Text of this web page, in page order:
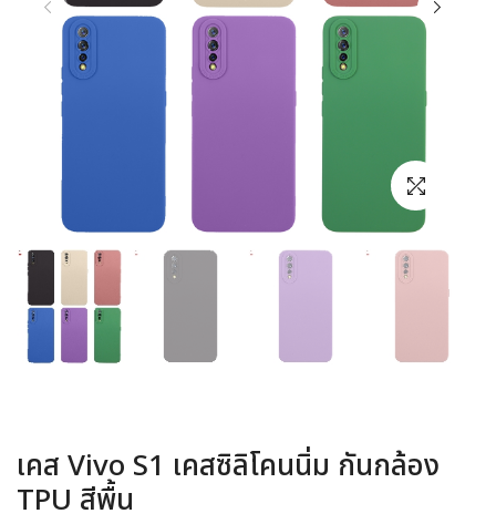
เคสมือถือ
ฟิล์มกันรอย
อุปกรณ์สมาร์ทวอช
หูฟัง/สมอลทอร์ค
อุปกรณ์ชาร์จ
อุปกรณ์ในรถยนต์
สินค้าอื่น ๆ
เคส Vivo S1 เคสซิลิโคนนิ่ม กันกล้อง
TPU สีพื้น